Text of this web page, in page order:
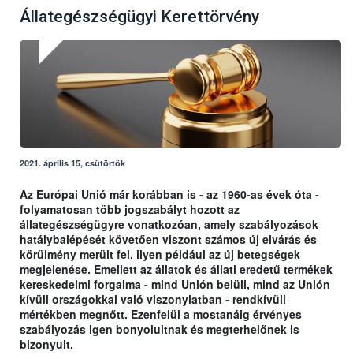
Állategészségügyi Kerettörvény
2021. április 15, csütörtök
Az Európai Unió már korábban is - az 1960-as évek óta -
folyamatosan több jogszabályt hozott az
állategészségügyre vonatkozóan, amely szabályozások
hatálybalépését követően viszont számos új elvárás és
körülmény merült fel, ilyen például az új betegségek
megjelenése. Emellett az állatok és állati eredetű termékek
kereskedelmi forgalma - mind Unión belüli, mind az Unión
kívüli országokkal való viszonylatban - rendkívüli
mértékben megnőtt. Ezenfelül a mostanáig érvényes
szabályozás igen bonyolultnak és megterhelőnek is
bizonyult.